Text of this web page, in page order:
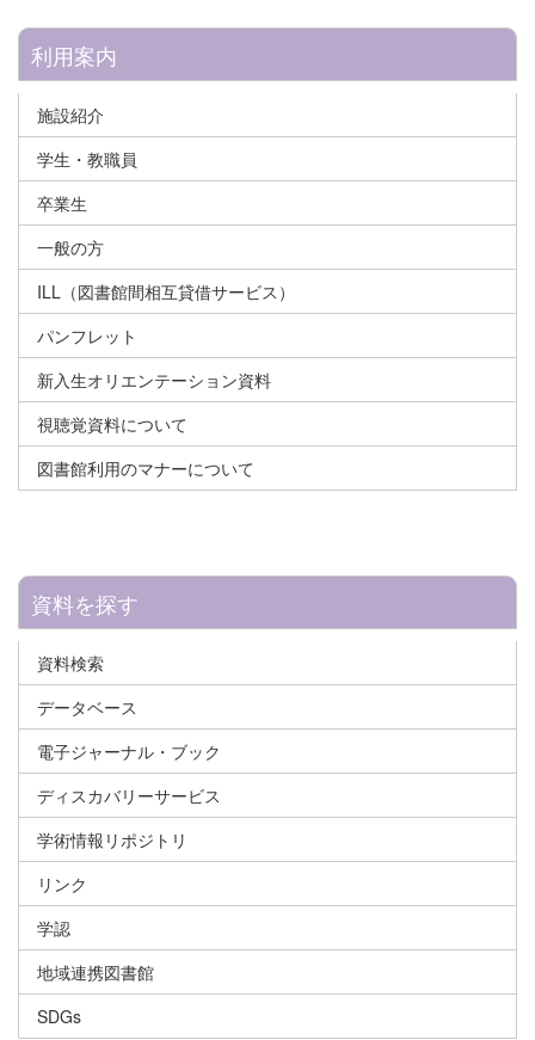
利用案内
施設紹介
学生・教職員
卒業生
一般の方
ILL（図書館間相互貸借サービス）
パンフレット
新入生オリエンテーション資料
視聴覚資料について
図書館利用のマナーについて
資料を探す
資料検索
データベース
電子ジャーナル・ブック
ディスカバリーサービス
学術情報リポジトリ
リンク
学認
地域連携図書館
SDGs